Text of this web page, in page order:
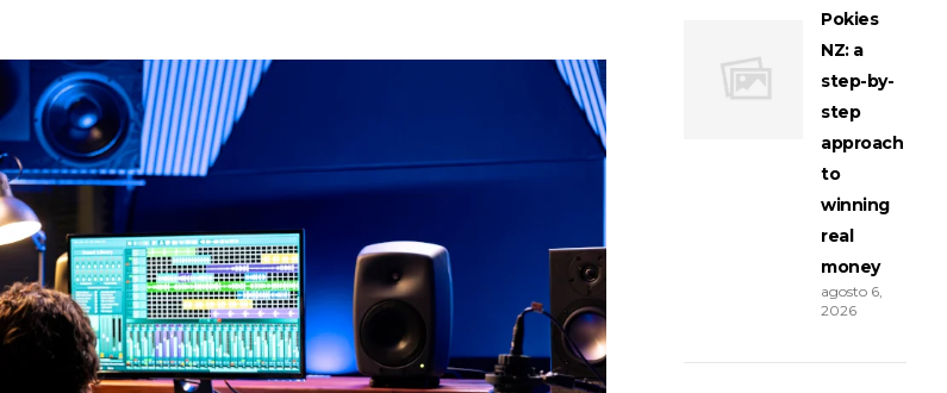
Pokies
NZ: a
step-by-
step
approach
to
winning
real
money
agosto 6,
2026